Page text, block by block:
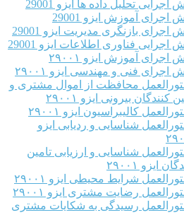
اجرایی تحلیل داده ها ایزو 29001
اجرای آموزش ایزو 29001
اجرای بازنگری مدیریت ایزو 29001
اجرایی فناوری اطلاعات ایزو 29001
اجرای آموزش ایزو ۲۹۰۰۱
اجرای فنی و مهندسی ایزو ۲۹۰۰۱
محافظت از اموال مشتری و
کنندگان بیرونی ایزو ۲۹۰۰۱
کالیبراسیون ایزو ۲۹۰۰۱
شناسایی و ردیابی ایزو
شناسایی و ارزیابی تامین
ایزو ۲۹۰۰۱
شرایط محیطی ایزو ۲۹۰۰۱
رضایت مشتری ایزو ۲۹۰۰۱
رسیدگی به شکایات مشتری